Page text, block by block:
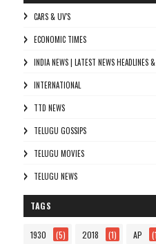
CARS & UV'S
ECONOMIC TIMES
INDIA NEWS | LATEST NEWS HEADLINES
INTERNATIONAL
TTD NEWS
TELUGU GOSSIPS
TELUGU MOVIES
TELUGU NEWS
TAGS
1930 (5) 2018 (1) AP